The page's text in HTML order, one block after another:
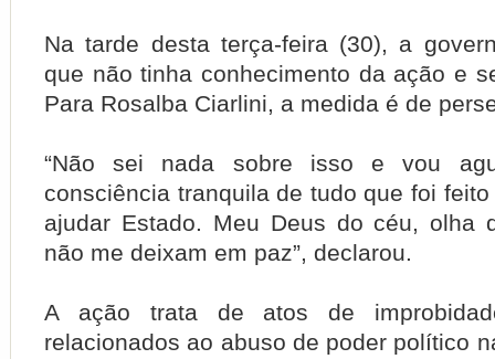
Na tarde desta terça-feira (30), a
que não tinha conhecimento da ação e
Para Rosalba Ciarlini, a medida é de
“Não sei nada sobre isso e vou
consciência tranquila de tudo que foi
ajudar Estado. Meu Deus do céu, olha
não me deixam em paz”, declarou.
A ação trata de atos de
relacionados ao abuso de poder político